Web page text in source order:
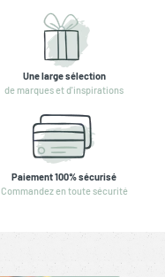
Une large sélection
de marques et d'inspirations
Paiement 100% sécurisé
Commandez en toute sécurité